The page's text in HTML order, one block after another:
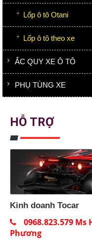
Lốp ô tô Otani
Lốp ô tô theo xe
ẮC QUY XE Ô TÔ
PHỤ TÙNG XE
HỖ TRỢ
Kinh doanh Tocar
0968.823.579 Ms
Phương